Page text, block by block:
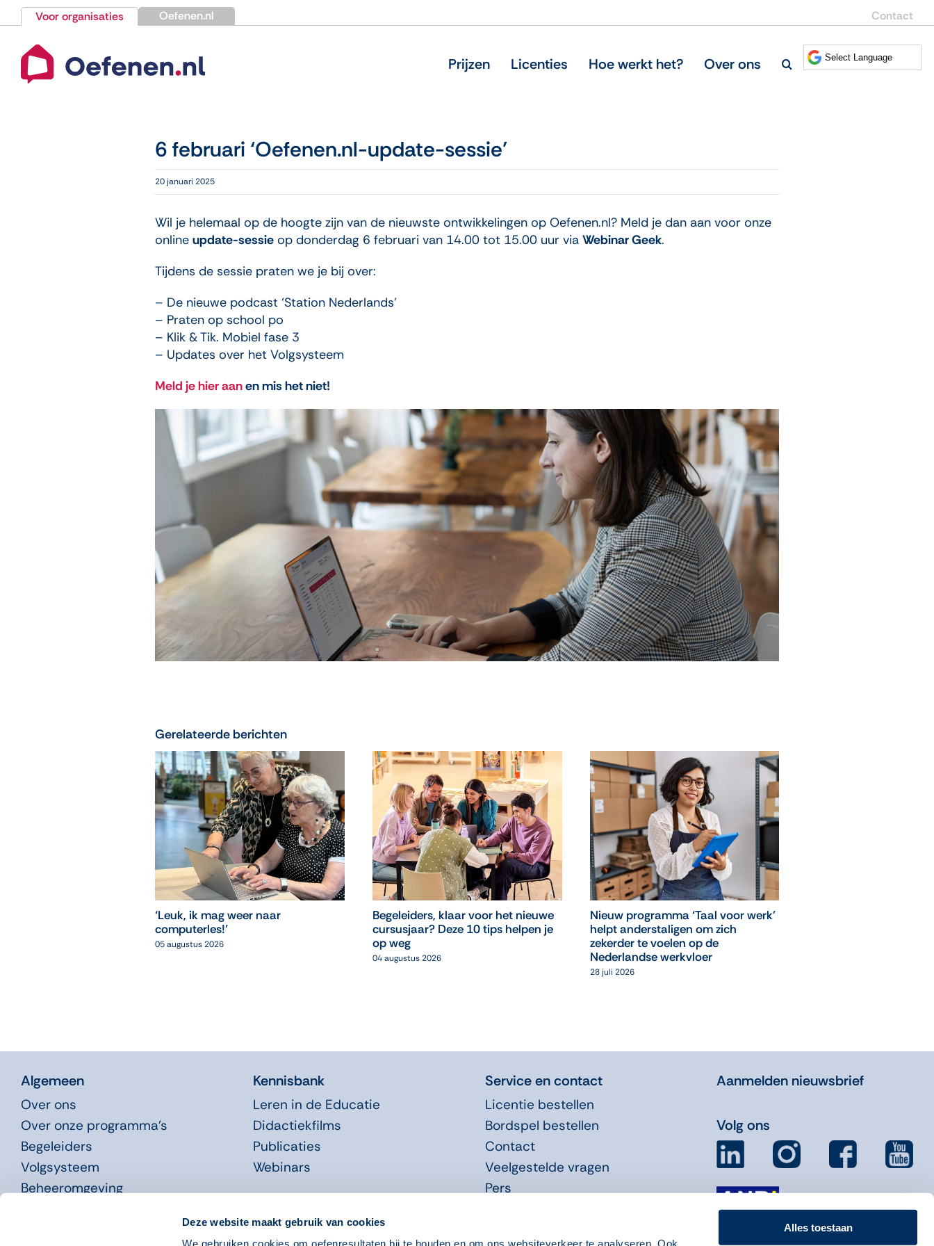
Deze website maakt gebruik van cookies
We gebruiken cookies om oefenresultaten bij te houden en om ons websiteverkeer te analyseren. Ook
Alles toestaan
naar
inhoud
Voor organisaties Oefenen.nl Contact
Prijzen Licenties Hoe werkt het? Over ons
6 februari ‘Oefenen.nl-update-sessie’
20 januari 2025
Wil je helemaal op de hoogte zijn van de nieuwste ontwikkelingen op Oefenen.nl? Meld je dan aan voor onze
online update-sessieop donderdag 6 februari van 14.00 tot 15.00 uur via Webinar Geek.
Tijdens de sessie praten we je bij over:
– De nieuwe podcast ‘Station Nederlands’
– Praten op school po
– Klik & Tik. Mobiel fase 3
– Updates over het Volgsysteem
Meld je hier aanen mis het niet!
Gerelateerde berichten
‘Leuk, ik mag weer naar
computerles!’
05 augustus 2026
Begeleiders, klaar voor het nieuwe
cursusjaar? Deze 10 tips helpen je
op weg
04 augustus 2026
Nieuw programma ‘Taal voor werk’
helpt anderstaligen om zich
zekerder te voelen op de
Nederlandse werkvloer
28 juli 2026
Algemeen
Over ons
Over onze programma’s
Begeleiders
Volgsysteem
Beheeromgeving
Kennisbank
Leren in de Educatie
Didactiekfilms
Publicaties
Webinars
Service en contact
Licentie bestellen
Bordspel bestellen
Contact
Veelgestelde vragen
Pers
Aanmelden nieuwsbrief
Volg ons